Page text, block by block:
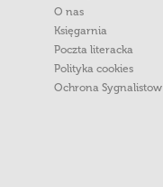
O nas
Księgarnia
Poczta literacka
Polityka cookies
Ochrona Sygnalistow